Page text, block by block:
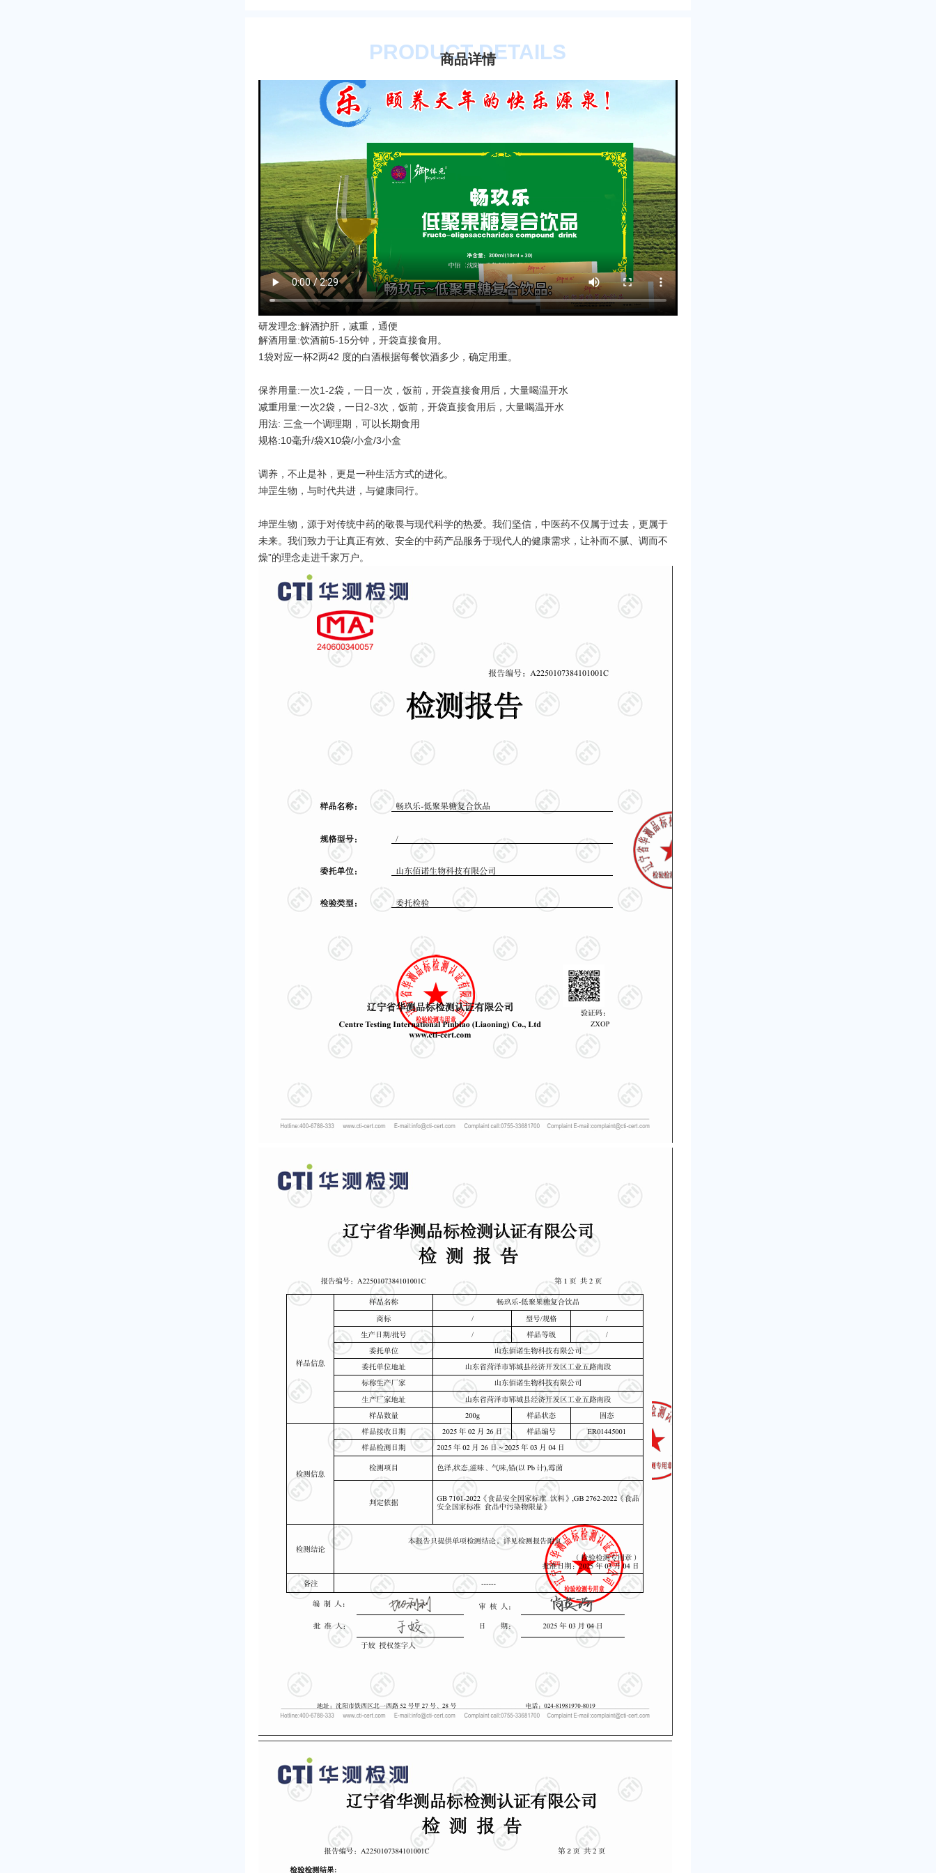
PRODUCT DETAILS
商品详情
研发理念:解酒护肝，减重，通便
解酒用量:饮酒前5-15分钟，开袋直接食用。
1袋对应一杯2两42 度的白酒根据每餐饮酒多少，确定用重。
保养用量:一次1-2袋，一日一次，饭前，开袋直接食用后，大量喝温开水
减重用量:一次2袋，一日2-3次，饭前，开袋直接食用后，大量喝温开水
用法: 三盒一个调理期，可以长期食用
规格:10毫升/袋X10袋/小盒/3小盒
调养，不止是补，更是一种生活方式的进化。
坤罡生物，与时代共进，与健康同行。
坤罡生物，源于对传统中药的敬畏与现代科学的热爱。我们坚信，中医药不仅属于过去，更属于
未来。我们致力于让真正有效、安全的中药产品服务于现代人的健康需求，让补而不腻、调而不
燥”的理念走进千家万户。